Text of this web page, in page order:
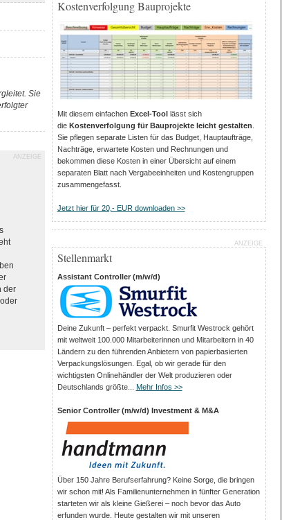
Sie
ANZEIGE
der
Kostenverfolgung Bauprojekte
Mit diesem einfachen Excel-Toollässt sich
die Kostenverfolgung für Bauprojekte leicht gestalten
Sie pflegen separate Listen für das Budget, Hauptaufträge,
Nachträge, erwartete Kosten und Rechnungen und
bekommen diese Kosten in einer Übersicht auf einem
separaten Blatt nach Vergabeeinheiten und Kostengruppen
zusammengefasst.
Jetzt hier für 20,- EUR downloaden >>
ANZEIGE
Stellenmarkt
Assistant Controller (m/w/d)
Deine Zukunft – perfekt verpackt. Smurfit Westrock gehört
mit weltweit 100.000 Mitarbeiter­innen und Mitarbeitern in 40
Ländern zu den führenden Anbietern von papier­basierten
Verpackungs­lösungen. Egal, ob wir gerade für den
wichtigsten Onlinehändler der Welt produzieren oder
Deutschlands größte... Mehr Infos >>
Senior Controller (m/w/d) Investment & M&A
Über 150 Jahre Berufserfahrung? Keine Sorge, die bringen
wir schon mit! Als Familienunternehmen in fünfter Generation
starteten wir als kleine Gießerei – noch bevor das Auto
erfunden wurde. Heute gestalten wir mit unseren